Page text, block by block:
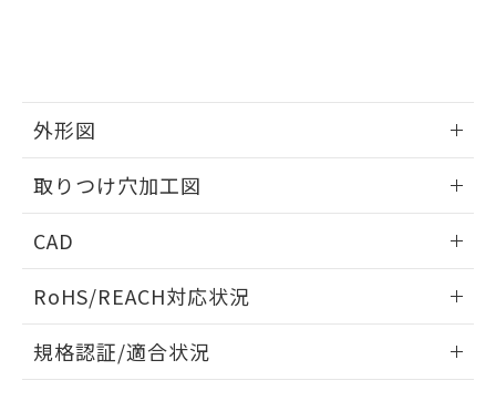
外形図
取りつけ穴加工図
CAD
ドすることができます。
ログイン/会員登録
RoHS/REACH対応状況
EU RoHS 注意事項・凡例
規格認証/適合状況
指します。
51物質の非含有証明書（当社基準）
※本証明書は発行日時点で非含有を証明す
るもので、過去に遡って非含有を証明する
ものではありません。
また、RoHS指令のフタル酸エステル類４
欄に対応日を記載しておりました。
既に当社にて対応品への在庫切替を完了
していることから、特段のことがない限
り、2022年1月12日より割愛しておりま
す。